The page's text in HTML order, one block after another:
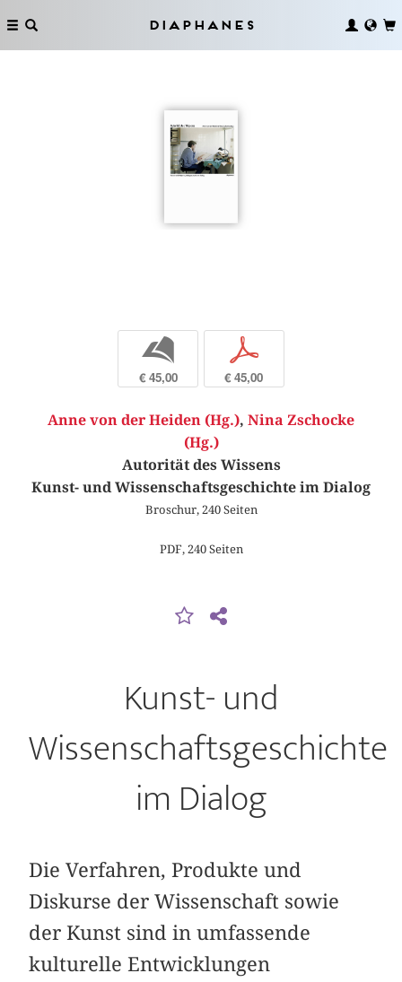
Diaphanes
b
€ 45,00
p
€ 45,00
Anne von der Heiden (Hg.), Nina Zschocke
(Hg.)
Autorität des Wissens
Kunst- und Wissenschaftsgeschichte im Dialog
Broschur, 240 Seiten
PDF, 240 Seiten
Kunst- und
Wissenschaftsgeschichte
im Dialog
Die Verfahren, Produkte und
Diskurse der Wissenschaft sowie
der Kunst sind in umfassende
kulturelle Entwicklungen